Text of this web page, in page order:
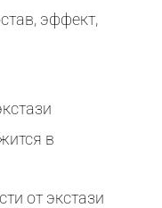
эффект,
в
от экстази